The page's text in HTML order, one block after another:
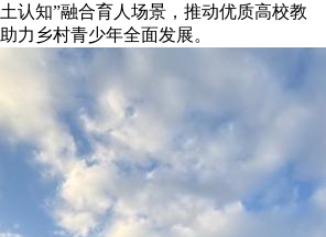
认知”融合育人场景，推动优质高校教
力乡村青少年全面发展。